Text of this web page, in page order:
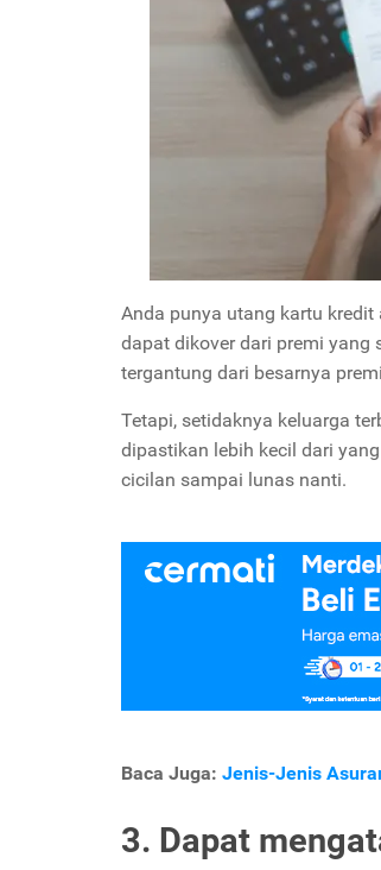
Anda punya utang kartu
dapat dikover dari premi yang
tergantung dari besarnya
Tetapi, setidaknya keluarga
dipastikan lebih kecil dari
cicilan sampai lunas nanti.
Baca Juga: Jenis-Jenis
3. Dapat